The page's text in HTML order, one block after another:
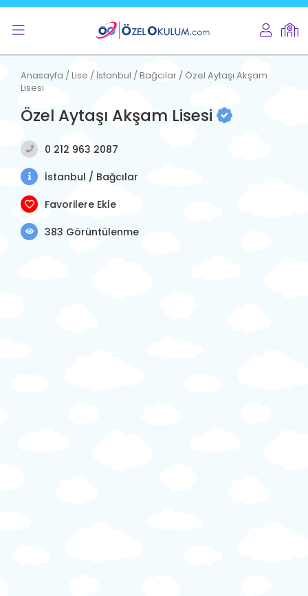
Anasayfa / Lise / İstanbul / Bağcılar / Özel Aytaşı Akşam
Lisesi
Özel Aytaşı Akşam Lisesi
0 212 963 2087
İstanbul / Bağcılar
Favorilere Ekle
383 Görüntülenme